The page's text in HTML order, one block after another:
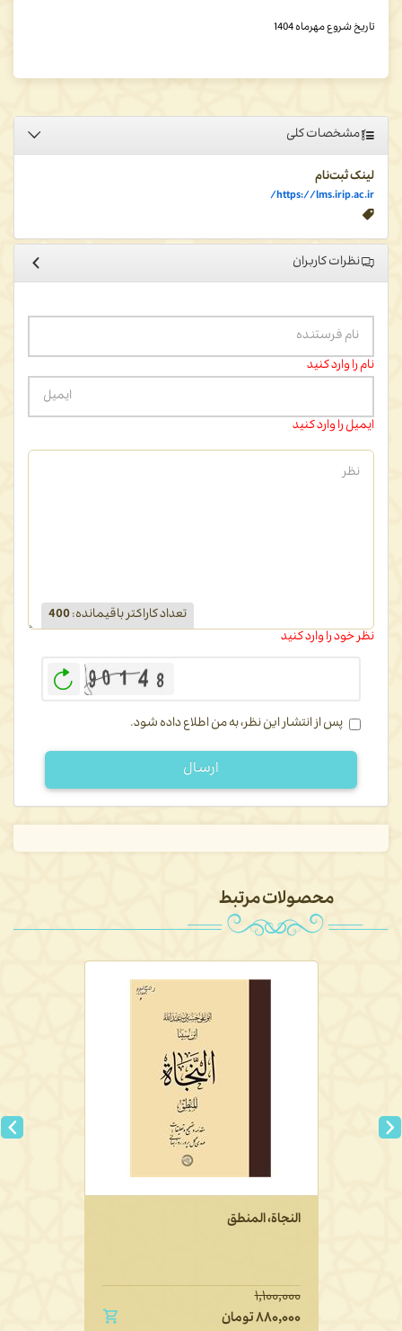
تاریخ شروع مهرماه 1404
مشخصات کلی
لینک ثبت‌نام
https://lms.irip.ac.ir/
نظرات کاربران
نام را وارد کنید
ایمیل را وارد کنید
تعداد کاراکتر باقیمانده:
400
نظر خود را وارد کنید
پس از انتشار این نظر، به من اطلاع داده شود.
ارسال
محصولات مرتبط
النجاة، المنطق
۱,۱۰۰,۰۰۰
۸۸۰,۰۰۰تومان